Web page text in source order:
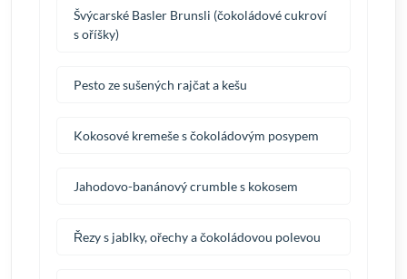
Švýcarské Basler Brunsli (čokoládové cukroví
s oříšky)
Pesto ze sušených rajčat a kešu
Kokosové kremeše s čokoládovým posypem
Jahodovo-banánový crumble s kokosem
Řezy s jablky, ořechy a čokoládovou polevou